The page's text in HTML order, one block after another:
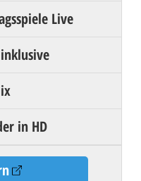
Live
in HD